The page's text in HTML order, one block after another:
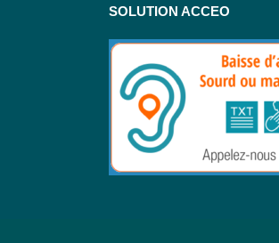
SOLUTION ACCEO